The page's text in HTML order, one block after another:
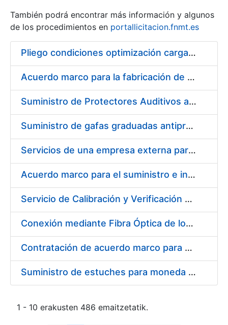
Erakutsi/Ezkutatu
También podrá encontrar más información y algunos
de los procedimientos en portallicitacion.fnmt.es
Pliego condiciones optimización cargas compras firmado
Acuerdo marco para la fabricación de piezas
Suministro de Protectores Auditivos a medida para las personas trabajadoras de los Centros de Trabajo de Madrid y Burgos
Suministro de gafas graduadas antiproyecciones para los trabajadores de la FNMT-RCM en los centros de trabajo de Madrid y Burgos
Servicios de una empresa externa para el asesoramiento y resolución de los recursos de alzada que se presentan relacionados con procesos de selección para la FNMT-RCM
Acuerdo marco para el suministro e instalación de persianas, estores y otros complementos
Servicio de Calibración y Verificación Externa de los Equipos de Medición del Servicio de Prevención de la FNMT-RCM
Conexión mediante Fibra Óptica de los Centros de Proceso de Datos (CPDs) de las sedes de la FNMT-RCM de Burgos y Madrid
Contratación de acuerdo marco para el Suministro de Material de Electricidad para la Fábrica Nacional de Moneda y Timbre-Real Casa de la Moneda en su centro de trabajo de Burgos
Suministro de estuches para moneda de 30 €
1 - 10 erakusten 486 emaitzetatik.